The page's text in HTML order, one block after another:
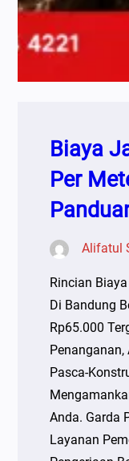
Biaya
Per
Alifatul
Rincian
Di Bandung
Rp65.000
Penanganan,
Pasca-
Anda. Garda
Layanan